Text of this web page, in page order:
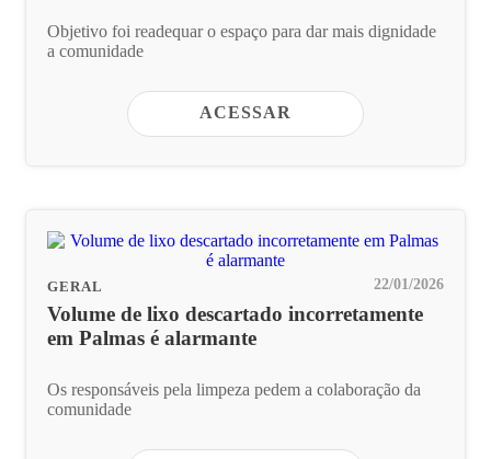
Objetivo foi readequar o espaço para dar mais dignidade
a comunidade
ACESSAR
GERAL 22/01/2026
Volume de lixo descartado incorretamente
em Palmas é alarmante
Os responsáveis pela limpeza pedem a colaboração da
comunidade